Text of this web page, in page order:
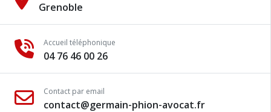
Grenoble
Accueil téléphonique
04 76 46 00 26
Contact par email
contact@germain-phion-avocat.fr